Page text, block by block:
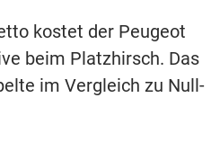
kostet der Peugeot
beim Platzhirsch. Das
im Vergleich zu Null-